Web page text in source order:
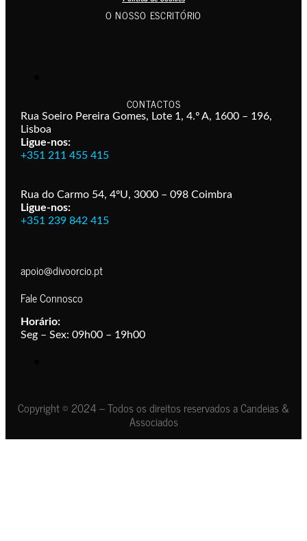
O NOSSO ESCRITÓRIO
CONTACTOS
Rua Soeiro Pereira Gomes, Lote 1, 4.º A, 1600 – 196,
Lisboa
Ligue-nos:
+351 211 455 415
Rua do Carmo 54, 4ºU, 3000 – 098 Coimbra
Ligue-nos:
+351 239 842 415
apoio@divoorcio.pt
Fale Connosco
Horário:
Seg – Sex: 09h00 – 19h00
Copyright © 2024 – Todos os direitos reservados a Candeias &
Associados